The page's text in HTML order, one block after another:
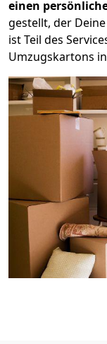
einen
gestellt, der
ist Teil des
Umzugskartons